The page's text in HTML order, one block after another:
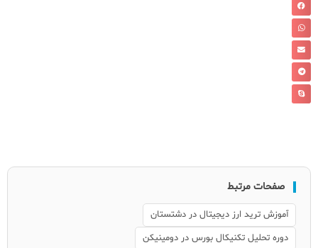
صفحات مرتبط
آموزش ترید ارز دیجیتال در دشتستان
دوره تحلیل تکنیکال بورس در دومینیکن